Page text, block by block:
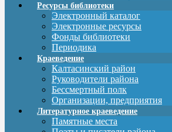
Ресурсы библиотеки
Электронный каталог
Электронные ресурсы
Фонды библиотеки
Периодика
Краеведение
Калтасинский район
Руководители района
Бессмертный полк
Организации, предприятия
Литературное краеведение
Памятные места